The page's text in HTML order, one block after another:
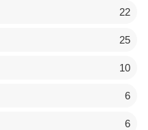
22
25
10
6
6